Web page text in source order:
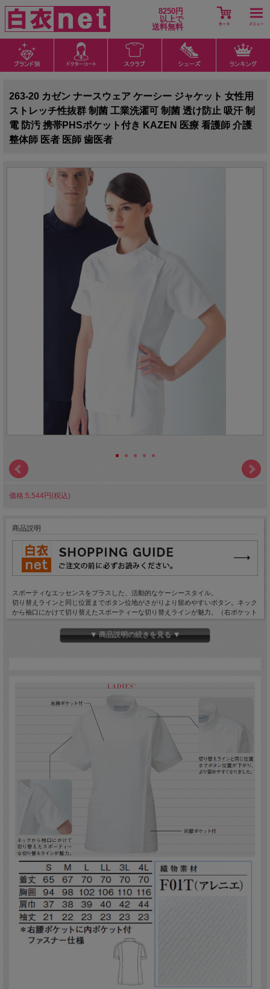
8250円
以上で
送料無料
263-20 カゼン ナースウェア ケーシー ジャケット 女性用
ストレッチ性抜群 制菌 工業洗濯可 制菌 透け防止 吸汗 制
電 防汚 携帯PHSポケット付き KAZEN 医療 看護師 介護
整体師 医者 医師 歯医者
価格:5,544円(税込)
商品説明
スポーティなエッセンスをプラスした、活動的なケーシースタイル。
切り替えラインと同じ位置までボタン位地がさがりより留めやすいボタン。ネック
から袖口にかけて切り替えたスポーティーな切り替えラインが魅力。（右ポケット
に内ポケット付き、ファスナー仕様）
高い防透性とソフトな風合いによる快適な着心地を実現。さらにストレッチ性を付
加し、膨らみ感からくる柔らかさが特徴の着心地にこだわった素材です。
▼ 商品説明の続きを見る ▼